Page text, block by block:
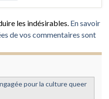
les indésirables. En savoir
de vos commentaires sont
pour la culture queer